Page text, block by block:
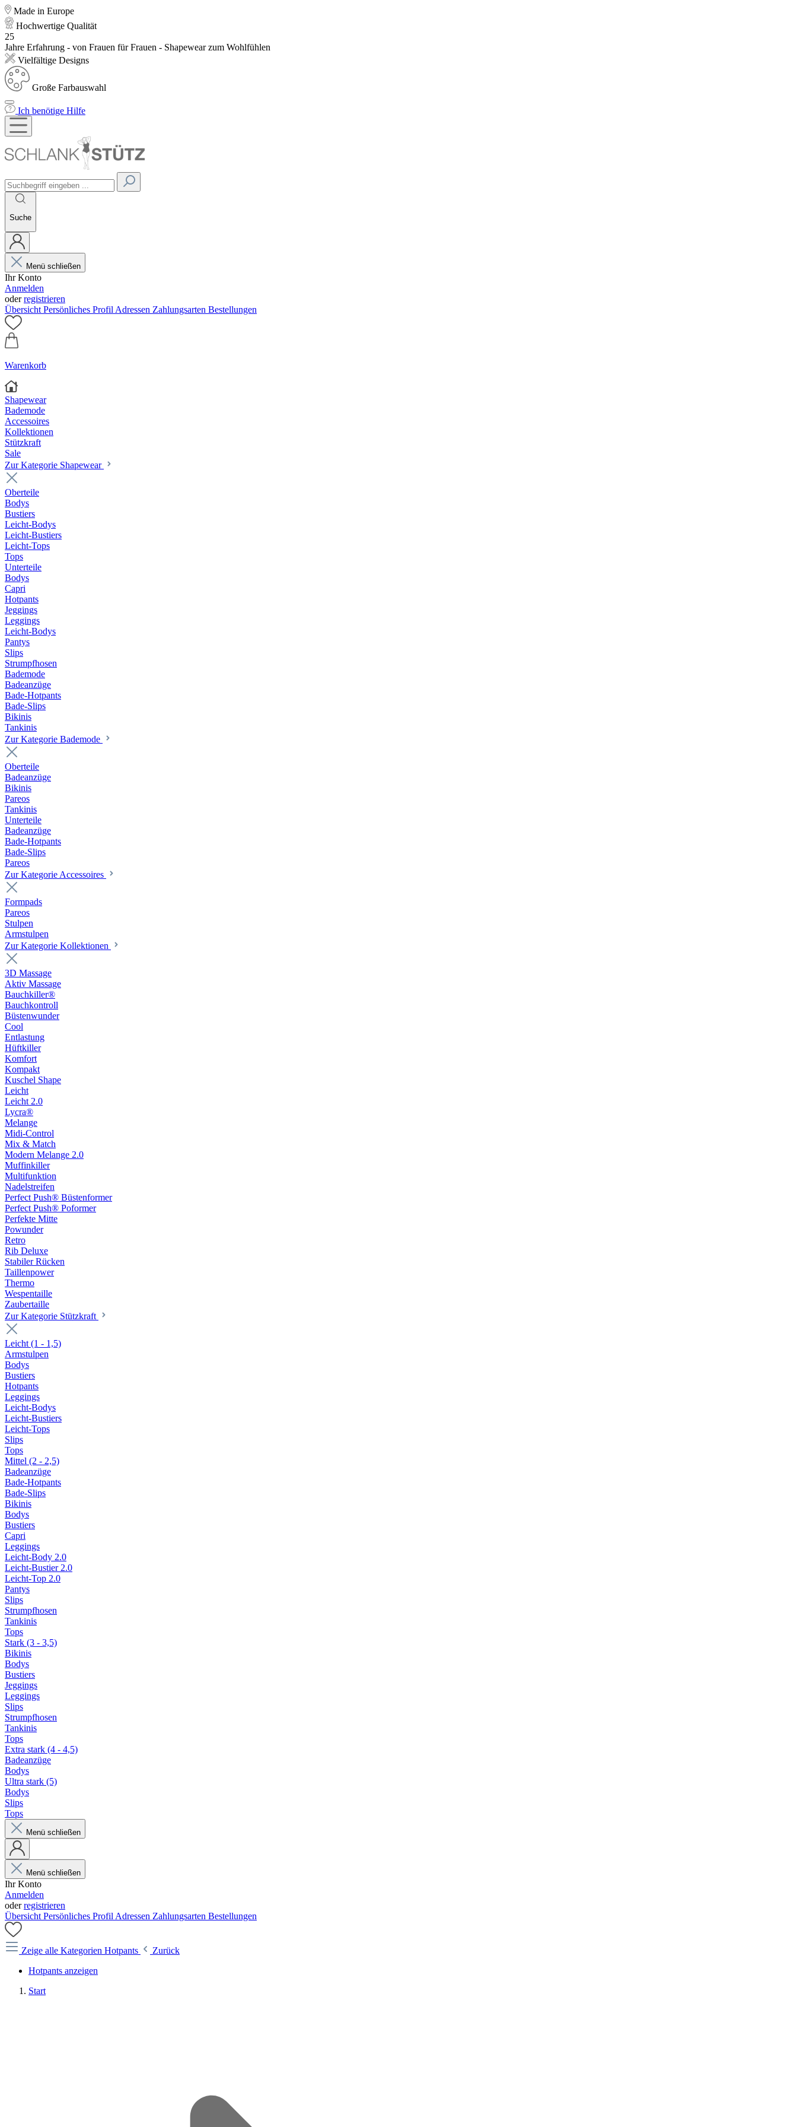
Made in Europe
Hochwertige Qualität
25
Jahre Erfahrung - von Frauen für Frauen - Shapewear zum Wohlfühlen
Vielfältige Designs
Große Farbauswahl
Ich benötige Hilfe
Suche
Menü schließen
Ihr Konto
Anmelden
oderregistrieren
Übersicht Persönliches Profil Adressen Zahlungsarten Bestellungen
Warenkorb
Shapewear
Bademode
Accessoires
Kollektionen
Stützkraft
Sale
Zur Kategorie Shapewear
Oberteile
Bodys
Bustiers
Leicht-Bodys
Leicht-Bustiers
Leicht-Tops
Tops
Unterteile
Bodys
Capri
Hotpants
Jeggings
Leggings
Leicht-Bodys
Pantys
Slips
Strumpfhosen
Bademode
Badeanzüge
Bade-Hotpants
Bade-Slips
Bikinis
Tankinis
Zur Kategorie Bademode
Oberteile
Badeanzüge
Bikinis
Pareos
Tankinis
Unterteile
Badeanzüge
Bade-Hotpants
Bade-Slips
Pareos
Zur Kategorie Accessoires
Formpads
Pareos
Stulpen
Armstulpen
Zur Kategorie Kollektionen
3D Massage
Aktiv Massage
Bauchkiller®
Bauchkontroll
Büstenwunder
Cool
Entlastung
Hüftkiller
Komfort
Kompakt
Kuschel Shape
Leicht
Leicht 2.0
Lycra®
Melange
Midi-Control
Mix & Match
Modern Melange 2.0
Muffinkiller
Multifunktion
Nadelstreifen
Perfect Push® Büstenformer
Perfect Push® Poformer
Perfekte Mitte
Powunder
Retro
Rib Deluxe
Stabiler Rücken
Taillenpower
Thermo
Wespentaille
Zaubertaille
Zur Kategorie Stützkraft
Leicht (1 - 1,5)
Armstulpen
Bodys
Bustiers
Hotpants
Leggings
Leicht-Bodys
Leicht-Bustiers
Leicht-Tops
Slips
Tops
Mittel (2 - 2,5)
Badeanzüge
Bade-Hotpants
Bade-Slips
Bikinis
Bodys
Bustiers
Capri
Leggings
Leicht-Body 2.0
Leicht-Bustier 2.0
Leicht-Top 2.0
Pantys
Slips
Strumpfhosen
Tankinis
Tops
Stark (3 - 3,5)
Bikinis
Bodys
Bustiers
Jeggings
Leggings
Slips
Strumpfhosen
Tankinis
Tops
Extra stark (4 - 4,5)
Badeanzüge
Bodys
Ultra stark (5)
Bodys
Slips
Tops
Menü schließen
Menü schließen
Ihr Konto
Anmelden
oderregistrieren
Übersicht Persönliches Profil Adressen Zahlungsarten Bestellungen
Zeige alle Kategorien Hotpants
Zurück
Hotpants anzeigen
Start